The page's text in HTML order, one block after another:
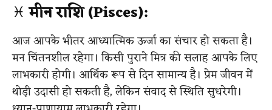
♓मीन राशि (Pisces):
आज आपके भीतर आध्यात्मिक ऊर्जा का संचार हो सकता है।
मन चिंतनशील रहेगा। किसी पुराने मित्र की सलाह आपके लिए
लाभकारी होगी। आर्थिक रूप से दिन सामान्य है। प्रेम जीवन में
थोड़ी उदासी हो सकती है, लेकिन संवाद से स्थिति सुधरेगी।